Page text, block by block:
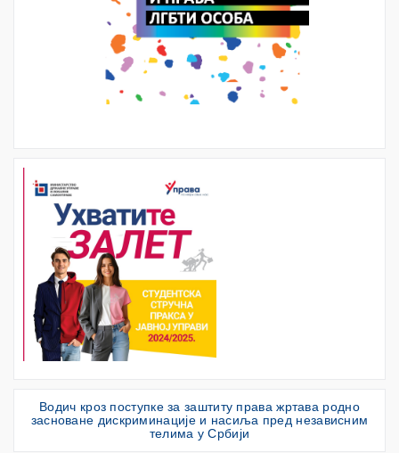
Водич кроз поступке за заштиту права жртава родно
засноване дискриминације и насиља пред независним
телима у Србији